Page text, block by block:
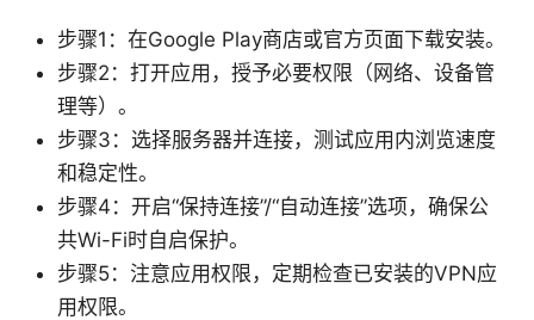
步骤1：在Google Play商店或官方页面下载安装。
步骤2：打开应用，授予必要权限（网络、设备管
理等）。
步骤3：选择服务器并连接，测试应用内浏览速度
和稳定性。
步骤4：开启“保持连接”/“自动连接”选项，确保公
共Wi-Fi时自启保护。
步骤5：注意应用权限，定期检查已安装的VPN应
用权限。